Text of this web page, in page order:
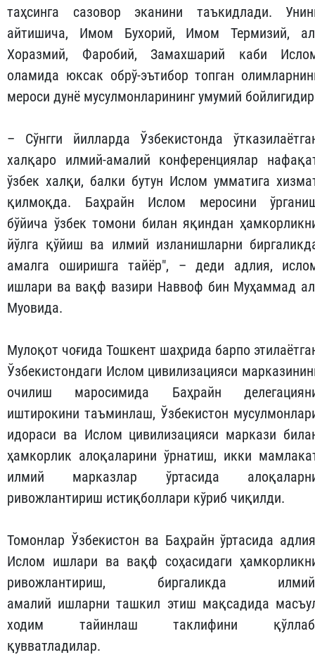
таҳсинга сазовор эканини таъкидлади.
айтишича, Имом Бухорий, Имом Термизий,
Хоразмий, Фаробий, Замахшарий каби
оламида юксак обрў-эътибор топган
мероси дунё мусулмонларининг умумий
– Сўнгги йилларда Ўзбекистонда
халқаро илмий-амалий конференциялар
ўзбек халқи, балки бутун Ислом умматига
қилмоқда. Баҳрайн Ислом меросини
бўйича ўзбек томони билан яқиндан
йўлга қўйиш ва илмий изланишларни
амалга оширишга тайёр", – деди адлия,
ишлари ва вақф вазири Наввоф бин Муҳаммад
Муовида.
Мулоқот чоғида Тошкент шаҳрида барпо
Ўзбекистондаги Ислом цивилизацияси
очилиш маросимида Баҳрайн
иштирокини таъминлаш, Ўзбекистон
идораси ва Ислом цивилизацияси маркази
ҳамкорлик алоқаларини ўрнатиш, икки
илмий марказлар ўртасида
ривожлантириш истиқболлари кўриб чиқилди.
Томонлар Ўзбекистон ва Баҳрайн ўртасида
Ислом ишлари ва вақф соҳасидаги
ривожлантириш, биргаликда
амалий ишларни ташкил этиш мақсадида
ходим тайинлаш таклифини
қувватладилар.